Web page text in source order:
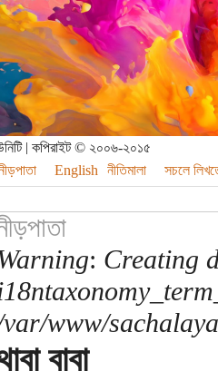
| কপিরাইট © ২০০৬-২০১৫
English নীতিমালা সচলে
: Creating
www/
বাবা